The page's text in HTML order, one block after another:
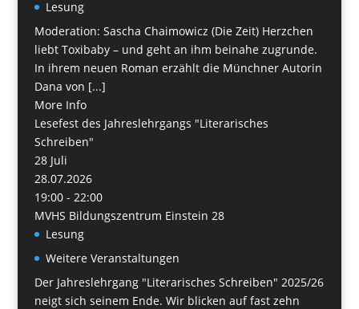
Lesung
Moderation: Sascha Chaimowicz (Die Zeit) Herzchen
liebt Toxibaby – und geht an ihm beinahe zugrunde.
In ihrem neuen Roman erzählt die Münchner Autorin
Dana von [...]
More Info
Lesefest des Jahreslehrgangs "Literarisches
Schreiben"
28 Juli
28.07.2026
19:00 - 22:00
MVHS Bildungszentrum Einstein 28
Lesung
Weitere Veranstaltungen
Der Jahreslehrgang "Literarisches Schreiben" 2025/26
neigt sich seinem Ende. Wir blicken auf fast zehn